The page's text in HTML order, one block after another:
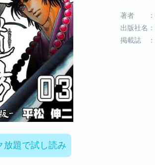
放題で試し読み
著者 ：
出版社名
掲載誌 ：